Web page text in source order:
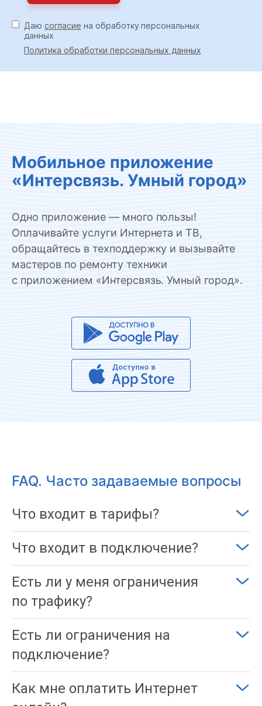
Даю согласие на обработку персональных
данных
Политика обработки персональных данных
Мобильное приложение
«Интерсвязь. Умный город»
Одно приложение — много пользы!
Оплачивайте услуги Интернета и ТВ,
обращайтесь в техподдержку и вызывайте
мастеров по ремонту техники
с приложением «Интерсвязь. Умный город».
FAQ. Часто задаваемые вопросы
Что входит в тарифы?
Что входит в подключение?
Есть ли у меня ограничения
по трафику?
Есть ли ограничения на
подключение?
Как мне оплатить Интернет